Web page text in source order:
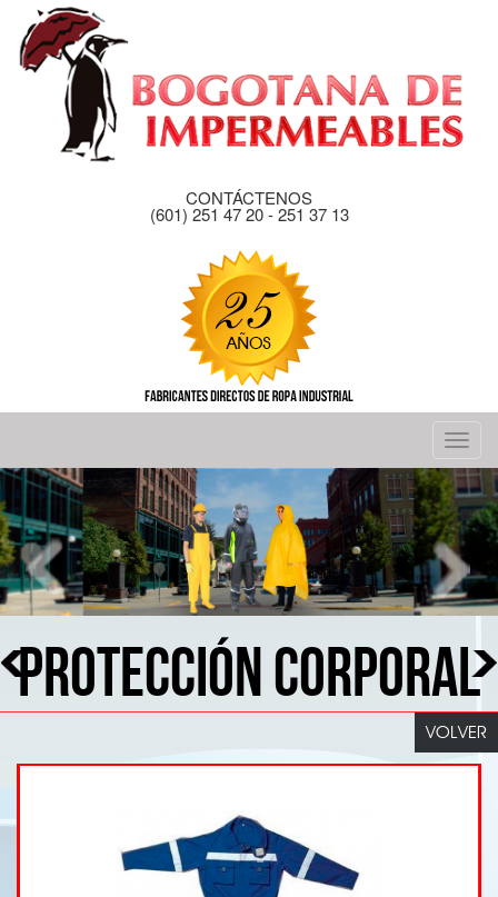
CONTÁCTENOS
(601) 251 47 20 - 251 37 13
PROTECCIÓN CORPORAL
VOLVER